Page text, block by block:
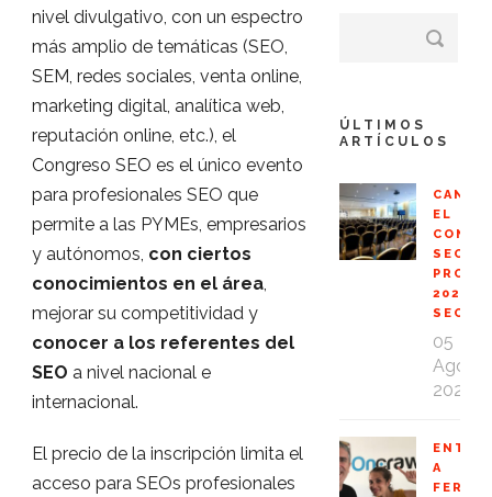
nivel divulgativo, con un espectro
más amplio de temáticas (SEO,
SEM, redes sociales, venta online,
marketing digital, analítica web,
reputación online, etc.), el
Congreso SEO es el único evento
para profesionales SEO que
permite a las PYMEs, empresarios
y autónomos, con ciertos
conocimientos en el área,
mejorar su competitividad y
conocer a los referentes del
SEO a nivel nacional e
internacional.
El precio de la inscripción limita el
acceso para SEOs profesionales
ÚLTIMOS
ARTÍCULOS
EL
SEO
2020
05
Ago
2020
A